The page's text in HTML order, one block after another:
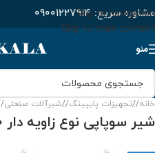
Skip to navigation
Skip to main content
مشاوره سریع:۰۹۰۰۱۲۲۷۹۱۴
منو
خانه/ تجهیزات پایپینگ/ شیرآلات صنعتی/
شیر سوپاپی نوع زاویه دار 90 درجه وگ ایران